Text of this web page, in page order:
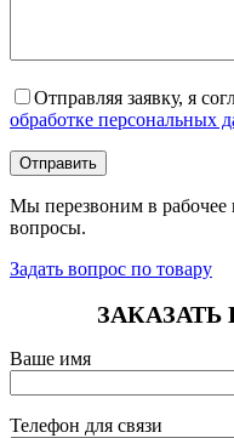
Отправляя заявку, я
обработке персональных
Мы перезвоним в рабочее
вопросы.
Задать вопрос по товару
Ваше имя
Телефон для связи